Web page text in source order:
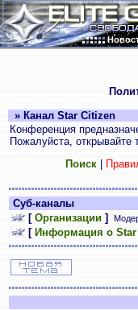
» Канал Star Citizen
Конференция
Пожалуйста, открывайте
Поиск|
Суб-каналы
[ Организации ]
[ Информация о